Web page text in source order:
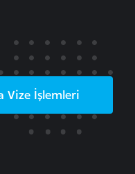
Vize İşlemleri